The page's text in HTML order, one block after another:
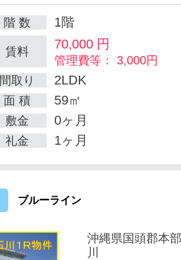
階 数 1階
賃料 70,000 円
管理費等： 3,000円
間取り
2LDK
面 積 59㎡
敷金 0ヶ月
礼金 1ヶ月
ブルーライン
沖縄県国頭郡本
川